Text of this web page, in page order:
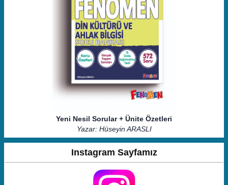
Yeni Nesil Sorular + Ünite Özetleri
Yazar: Hüseyin ARASLI
Instagram Sayfamız